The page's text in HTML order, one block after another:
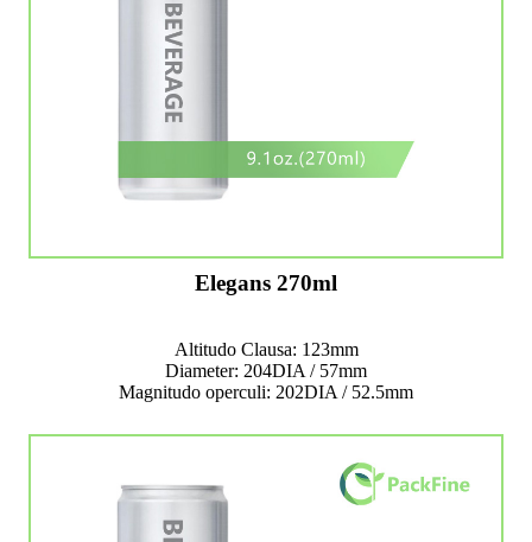
Elegans 270ml
Altitudo Clausa: 123mm
Diameter: 204DIA / 57mm
Magnitudo operculi: 202DIA / 52.5mm